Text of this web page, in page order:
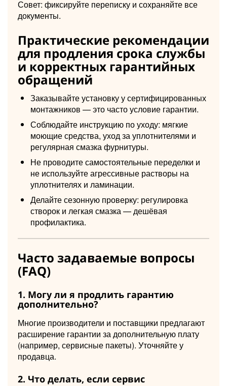
Совет: фиксируйте переписку и сохраняйте все
документы.
Практические рекомендации
для продления срока службы
и корректных гарантийных
обращений
Заказывайте установку у сертифицированных
монтажников — это часто условие гарантии.
Соблюдайте инструкцию по уходу: мягкие
моющие средства, уход за уплотнителями и
регулярная смазка фурнитуры.
Не проводите самостоятельные переделки и
не используйте агрессивные растворы на
уплотнителях и ламинации.
Делайте сезонную проверку: регулировка
створок и легкая смазка — дешёвая
профилактика.
Часто задаваемые вопросы
(FAQ)
1. Могу ли я продлить гарантию
дополнительно?
Многие производители и поставщики предлагают
расширение гарантии за дополнительную плату
(например, сервисные пакеты). Уточняйте у
продавца.
2. Что делать, если сервис